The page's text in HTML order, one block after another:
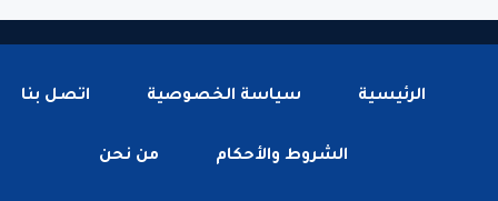
الرئيسية سياسة الخصوصية اتصل بنا
الشروط والأحكام من نحن